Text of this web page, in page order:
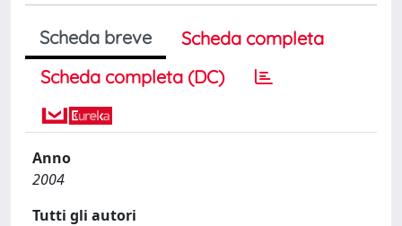
Scheda breve
Scheda completa
Scheda completa (DC)
Anno
2004
Tutti gli autori